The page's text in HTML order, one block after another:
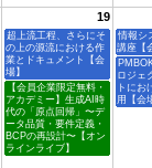
19
情報シ
講座【
超上流工程、さらにそ
の上の源流における作
業とドキュメント【会
場】
【会員企業限定無料・
アカデミー】生成AI時
代の「原点回帰」〜デ
ータ品質・要件定義・
BCPの再設計〜【オン
ラインライブ】
ロジェ
トにお
用【会